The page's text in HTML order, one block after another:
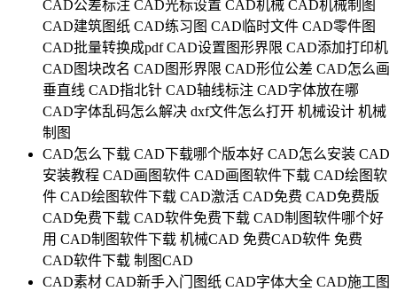
CAD公差标注 CAD光标设置 CAD机械 CAD机械制图
CAD建筑图纸 CAD练习图 CAD临时文件 CAD零件图
CAD批量转换成pdf CAD设置图形界限 CAD添加打印机
CAD图块改名 CAD图形界限 CAD形位公差 CAD怎么画
垂直线 CAD指北针 CAD轴线标注 CAD字体放在哪
CAD字体乱码怎么解决 dxf文件怎么打开 机械设计 机械
制图
CAD怎么下载 CAD下载哪个版本好 CAD怎么安装 CAD
安装教程 CAD画图软件 CAD画图软件下载 CAD绘图软
件 CAD绘图软件下载 CAD激活 CAD免费 CAD免费版
CAD免费下载 CAD软件免费下载 CAD制图软件哪个好
用 CAD制图软件下载 机械CAD 免费CAD软件 免费
CAD软件下载 制图CAD
CAD素材 CAD新手入门图纸 CAD字体大全 CAD施工图